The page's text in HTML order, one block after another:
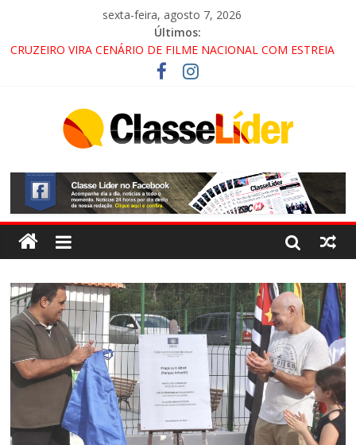
sexta-feira, agosto 7, 2026
Últimos:
LORENA, PINDAMONHANGABA E QUELUZ NA RETA FINAL
PELA FÁBRICA DA COCA-COLA!
CRUZEIRO VIRA CENÁRIO DE FILME NACIONAL COM ESTREIA
“HÁ PRESENÇA DO COMANDO VERMELHO NO VALE”, AFIRMA
ACESSO À APARECIDA NA DUTRA SERÁ BLOQUEADO NO FIM
DE SEMANA; MOTORISTAS DEVEM USAR ROTAS
ALTERNATIVAS